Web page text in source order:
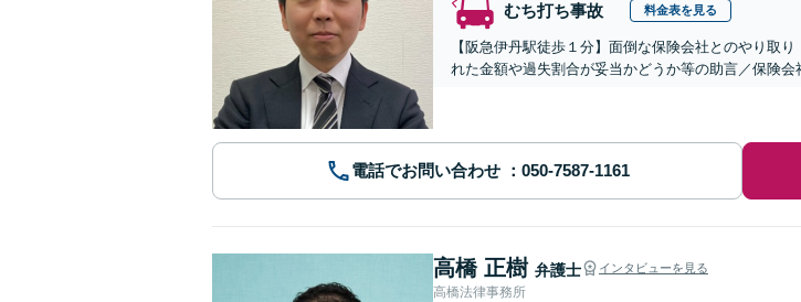
むち打ち事故 料金表を見る
【阪急伊丹駅徒歩１分】面倒な保険会社とのやり取
れた金額や過失割合が妥当かどうか等の助言／保険
電話でお問い合わせ
高橋 正樹 弁護士 インタビューを見る
高橋法律事務所